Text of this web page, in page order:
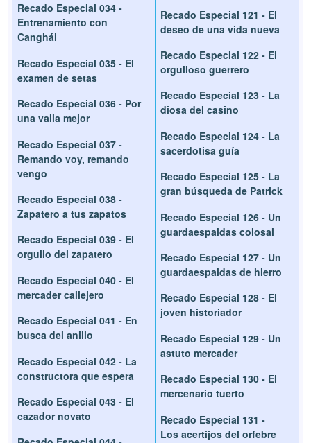
Recado Especial 034 -
Entrenamiento con
Canghái
Recado Especial 035 - El
examen de setas
Recado Especial 036 - Por
una valla mejor
Recado Especial 037 -
Remando voy, remando
vengo
Recado Especial 038 -
Zapatero a tus zapatos
Recado Especial 039 - El
orgullo del zapatero
Recado Especial 040 - El
mercader callejero
Recado Especial 041 - En
busca del anillo
Recado Especial 042 - La
constructora que espera
Recado Especial 043 - El
cazador novato
Recado Especial 121 - El
deseo de una vida nueva
Recado Especial 122 - El
orgulloso guerrero
Recado Especial 123 - La
diosa del casino
Recado Especial 124 - La
sacerdotisa guía
Recado Especial 125 - La
gran búsqueda de Patrick
Recado Especial 126 - Un
guardaespaldas colosal
Recado Especial 127 - Un
guardaespaldas de hierro
Recado Especial 128 - El
joven historiador
Recado Especial 129 - Un
astuto mercader
Recado Especial 130 - El
mercenario tuerto
Recado Especial 131 -
Los acertijos del orfebre